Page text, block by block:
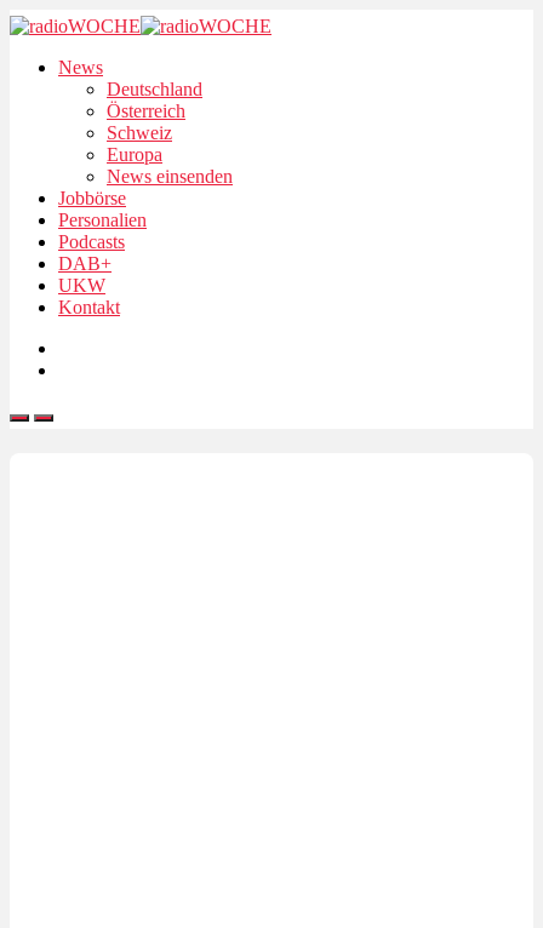
News
Deutschland
Österreich
Schweiz
Europa
News einsenden
Jobbörse
Personalien
Podcasts
DAB+
UKW
Kontakt